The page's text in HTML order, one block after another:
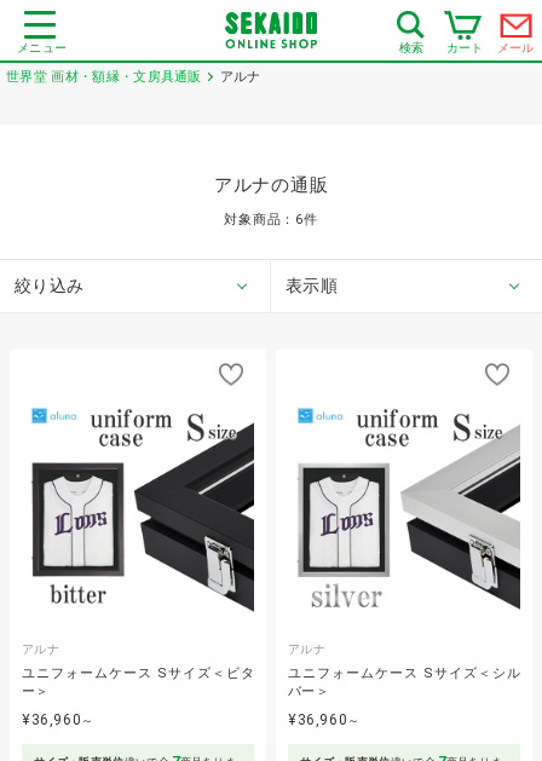
メニュー 検索 カート メール
世界堂 画材・額縁・文房具通販 アルナ
アルナの通販
対象商品： 6件
絞り込み 表示順
アルナ
ユニフォームケース Sサイズ＜ビタ
ー＞
¥36,960 ～
アルナ
ユニフォームケース Sサイズ＜シル
バー＞
¥36,960 ～